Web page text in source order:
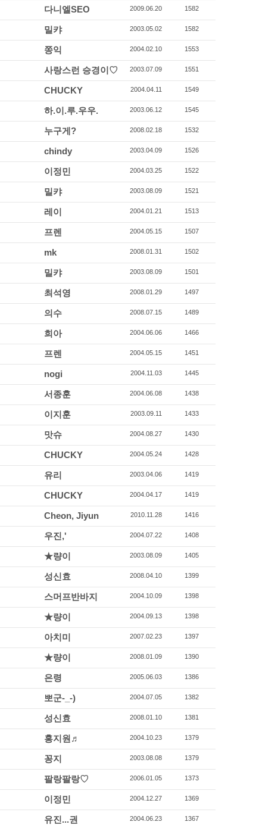
다니엘SEO 2009.06.20 1582
밀캬 2003.05.02 1582
쫑익 2004.02.10 1553
사랑스런 승경이♡ 2003.07.09 1551
CHUCKY 2004.04.11 1549
하.이.루.우우. 2003.06.12 1545
누구게? 2008.02.18 1532
chindy 2003.04.09 1526
이정민 2004.03.25 1522
밀캬 2003.08.09 1521
레이 2004.01.21 1513
프렌 2004.05.15 1507
mk 2008.01.31 1502
밀캬 2003.08.09 1501
최석영 2008.01.29 1497
의수 2008.07.15 1489
희아 2004.06.06 1466
프렌 2004.05.15 1451
nogi 2004.11.03 1445
서종훈 2004.06.08 1438
이지훈 2003.09.11 1433
맛슈 2004.08.27 1430
CHUCKY 2004.05.24 1428
유리 2003.04.06 1419
CHUCKY 2004.04.17 1419
Cheon, Jiyun 2010.11.28 1416
우진,' 2004.07.22 1408
★량이 2003.08.09 1405
성신효 2008.04.10 1399
스머프반바지 2004.10.09 1398
★량이 2004.09.13 1398
아치미 2007.02.23 1397
★량이 2008.01.09 1390
은령 2005.06.03 1386
뽀군-_-) 2004.07.05 1382
성신효 2008.01.10 1381
홍지원♬ 2004.10.23 1379
꽁지 2003.08.08 1379
팔랑팔랑♡ 2006.01.05 1373
이정민 2004.12.27 1369
유진...권 2004.06.23 1367